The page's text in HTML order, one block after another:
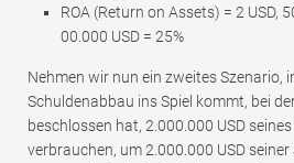
ROA (Return on Assets) = 2 USD,
00.000 USD = 25%
Nehmen wir nun ein zweites Szenario,
Schuldenabbau ins Spiel kommt, bei
beschlossen hat, 2.000.000 USD
verbrauchen, um 2.000.000 USD seiner